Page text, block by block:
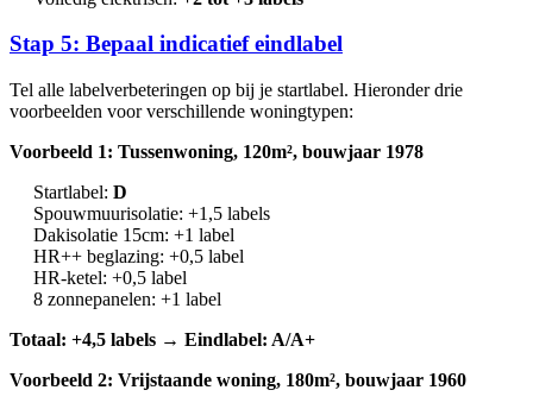
Stap 5: Bepaal indicatief eindlabel
Tel alle labelverbeteringen op bij je startlabel. Hieronder drie
voorbeelden voor verschillende woningtypen:
Voorbeeld 1: Tussenwoning, 120m², bouwjaar 1978
Startlabel: D
Spouwmuurisolatie: +1,5 labels
Dakisolatie 15cm: +1 label
HR++ beglazing: +0,5 label
HR-ketel: +0,5 label
8 zonnepanelen: +1 label
Totaal: +4,5 labels → Eindlabel: A/A+
Voorbeeld 2: Vrijstaande woning, 180m², bouwjaar 1960